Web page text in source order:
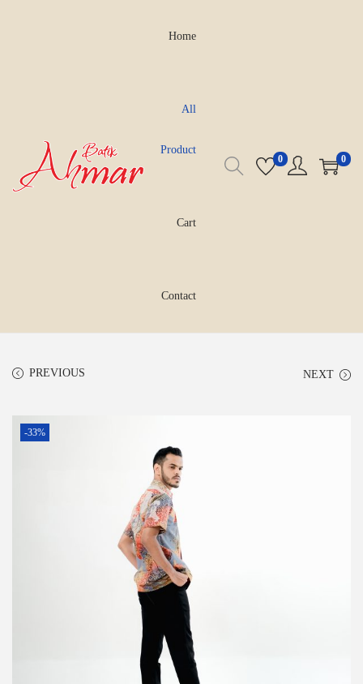
Home
All
Product
Cart
Contact
0 0
PREVIOUS NEXT
-33%